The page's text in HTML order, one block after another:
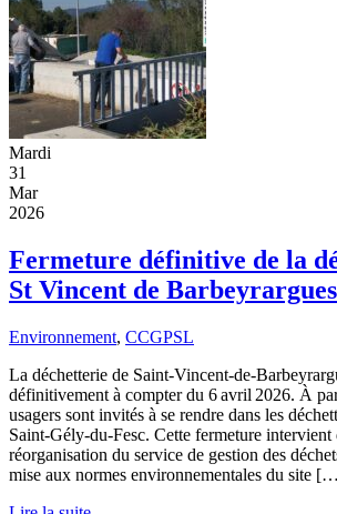
Mardi
31
Mar
2026
Fermeture définitive de la
St Vincent de
Environnement, CCGPSL
La déchetterie de Saint-Vincent-de-
définitivement à compter du 6 avril 2026. À
usagers sont invités à se rendre dans les
Saint-Gély-du-Fesc. Cette fermeture intervient
réorganisation du service de gestion des
mise aux normes environnementales du site